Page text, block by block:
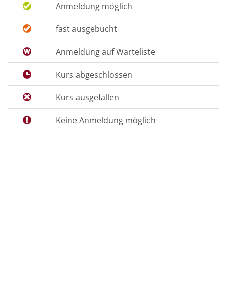
Anmeldung möglich
fast ausgebucht
Anmeldung auf Warteliste
Kurs abgeschlossen
Kurs ausgefallen
Keine Anmeldung möglich